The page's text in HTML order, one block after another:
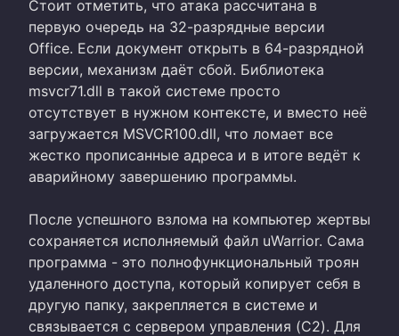
Стоит отметить, что атака рассчитана в
первую очередь на 32-разрядные версии
Office. Если документ открыть в 64-разрядной
версии, механизм даёт сбой. Библиотека
msvcr71.dll в такой системе просто
отсутствует в нужном контексте, и вместо неё
загружается MSVCR100.dll, что ломает все
жестко прописанные адреса и в итоге ведёт к
аварийному завершению программы.
После успешного взлома на компьютер жертвы
сохраняется исполняемый файл uWarrior. Сама
программа - это полнофункциональный троян
удаленного доступа, который копирует себя в
другую папку, закрепляется в системе и
связывается с сервером управления (C2). Для